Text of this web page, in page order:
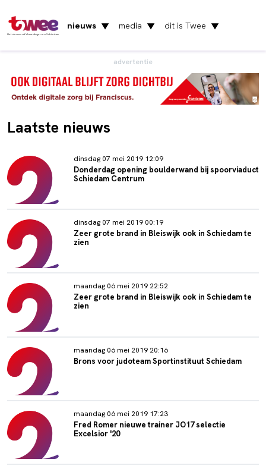
Het nieuws uit Vlaardingen en Schiedam
nieuws ▼ media ▼ dit is Twee ▼
advertentie
Laatste nieuws
dinsdag 07 mei 2019 12:09
Donderdag opening boulderwand bij spoorviaduct
Schiedam Centrum
dinsdag 07 mei 2019 00:19
Zeer grote brand in Bleiswijk ook in Schiedam te
zien
maandag 06 mei 2019 22:52
Zeer grote brand in Bleiswijk ook in Schiedam te
zien
maandag 06 mei 2019 20:16
Brons voor judoteam Sportinstituut Schiedam
maandag 06 mei 2019 17:23
Fred Romer nieuwe trainer JO17 selectie
Excelsior '20